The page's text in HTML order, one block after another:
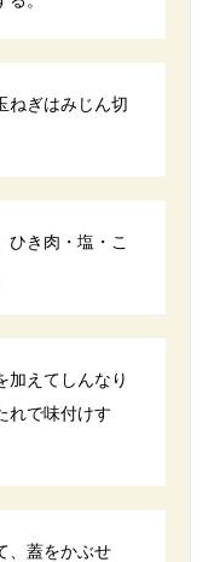
ねぎはみじん切
ひき肉・塩・こ
加えてしんなり
れで味付けす
、蓋をかぶせ